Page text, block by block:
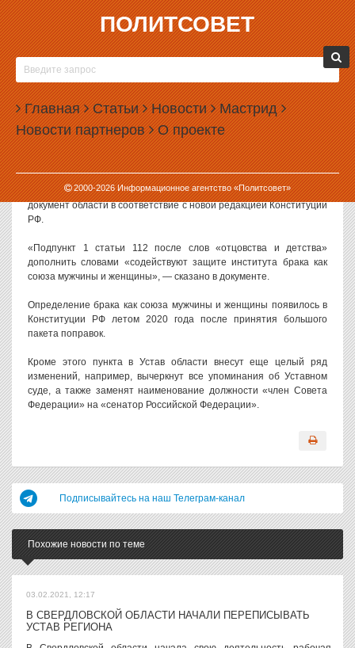
ПОЛИТСОВЕТ
Главная Статьи Новости Мастрид
Новости партнеров О проекте
2000-2026Информационное агентство «Политсовет»
05.03.2021, 15:45
В СВЕРДЛОВСКОЙ ОБЛАСТИ
ЗАКОНОДАТЕЛЬНО ПРОПИШУТ БРАК КАК
«СОЮЗ МУЖЧИНЫ И ЖЕНЩИНЫ»
В Устав Свердловской области будут внесены поправки,
определяющие брак как союз мужчины и женщины.
Проект поправок в Устав региона внесен на рассмотрение
областного Заксобрания. Они должны привести основной
документ области в соответствие с новой редакцией Конституции
РФ.
«Подпункт 1 статьи 112 после слов «отцовства и детства»
дополнить словами «содействуют защите института брака как
союза мужчины и женщины», — сказано в документе.
Определение брака как союза мужчины и женщины появилось в
Конституции РФ летом 2020 года после принятия большого
пакета поправок.
Кроме этого пункта в Устав области внесут еще целый ряд
изменений, например, вычеркнут все упоминания об Уставном
суде, а также заменят наименование должности «член Совета
Федерации» на «сенатор Российской Федерации».
Подписывайтесь на наш Телеграм-канал
Похожие новости по теме
03.02.2021, 12:17
В СВЕРДЛОВСКОЙ ОБЛАСТИ НАЧАЛИ ПЕРЕПИСЫВАТЬ
УСТАВ РЕГИОНА